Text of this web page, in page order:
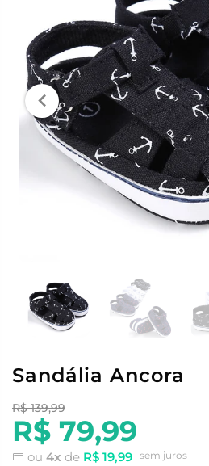
Sandália Ancora
R$ 139,99
R$ 79,99
ou 4x de R$ 19,99 sem juros